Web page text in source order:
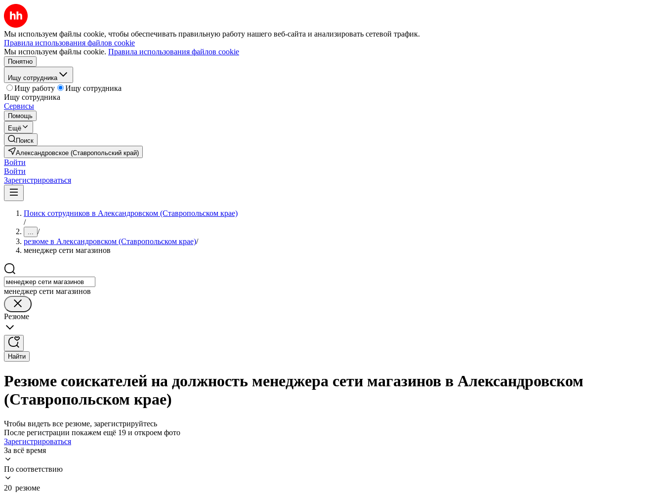
Мы используем файлы cookie, чтобы обеспечивать правильную работу нашего веб-сайта и анализировать сетевой трафик.
Правила использования файлов cookie
Мы используем файлы cookie. Правила использования файлов cookie
Понятно
Ищу сотрудника
Ищу работу
Ищу сотрудника
Ищу сотрудника
Сервисы
Помощь
Ещё
Поиск
Александровское (Ставропольский край)
Войти
Войти
Зарегистрироваться
Поиск сотрудников в Александровском (Ставропольском крае)
/
... /
резюме в Александровском (Ставропольском крае)/
менеджер сети магазинов
менеджер сети магазинов
Резюме
Найти
Резюме соискателей на должность менеджера сети магазинов в Александровском
(Ставропольском крае)
Чтобы видеть все резюме, зарегистрируйтесь
После регистрации покажем ещё 19 и откроем фото
Зарегистрироваться
За всё время
По соответствию
20 резюме